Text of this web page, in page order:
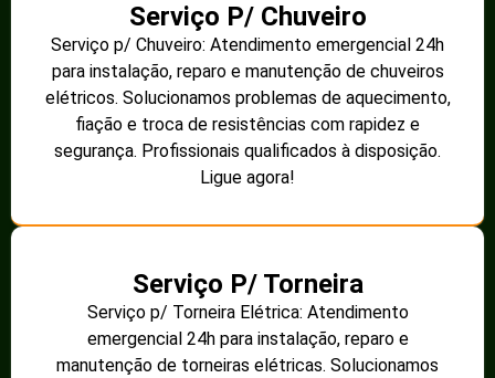
Serviço P/ Chuveiro
Serviço p/ Chuveiro: Atendimento emergencial 24h
para instalação, reparo e manutenção de chuveiros
elétricos. Solucionamos problemas de aquecimento,
fiação e troca de resistências com rapidez e
segurança. Profissionais qualificados à disposição.
Ligue agora!
Serviço P/ Torneira
Serviço p/ Torneira Elétrica: Atendimento
emergencial 24h para instalação, reparo e
manutenção de torneiras elétricas. Solucionamos